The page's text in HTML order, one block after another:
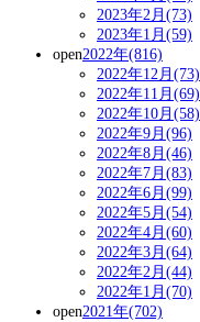
2023年2月(73)
2023年1月(59)
open2022年(816)
2022年12月(73)
2022年11月(69)
2022年10月(58)
2022年9月(96)
2022年8月(46)
2022年7月(83)
2022年6月(99)
2022年5月(54)
2022年4月(60)
2022年3月(64)
2022年2月(44)
2022年1月(70)
open2021年(702)